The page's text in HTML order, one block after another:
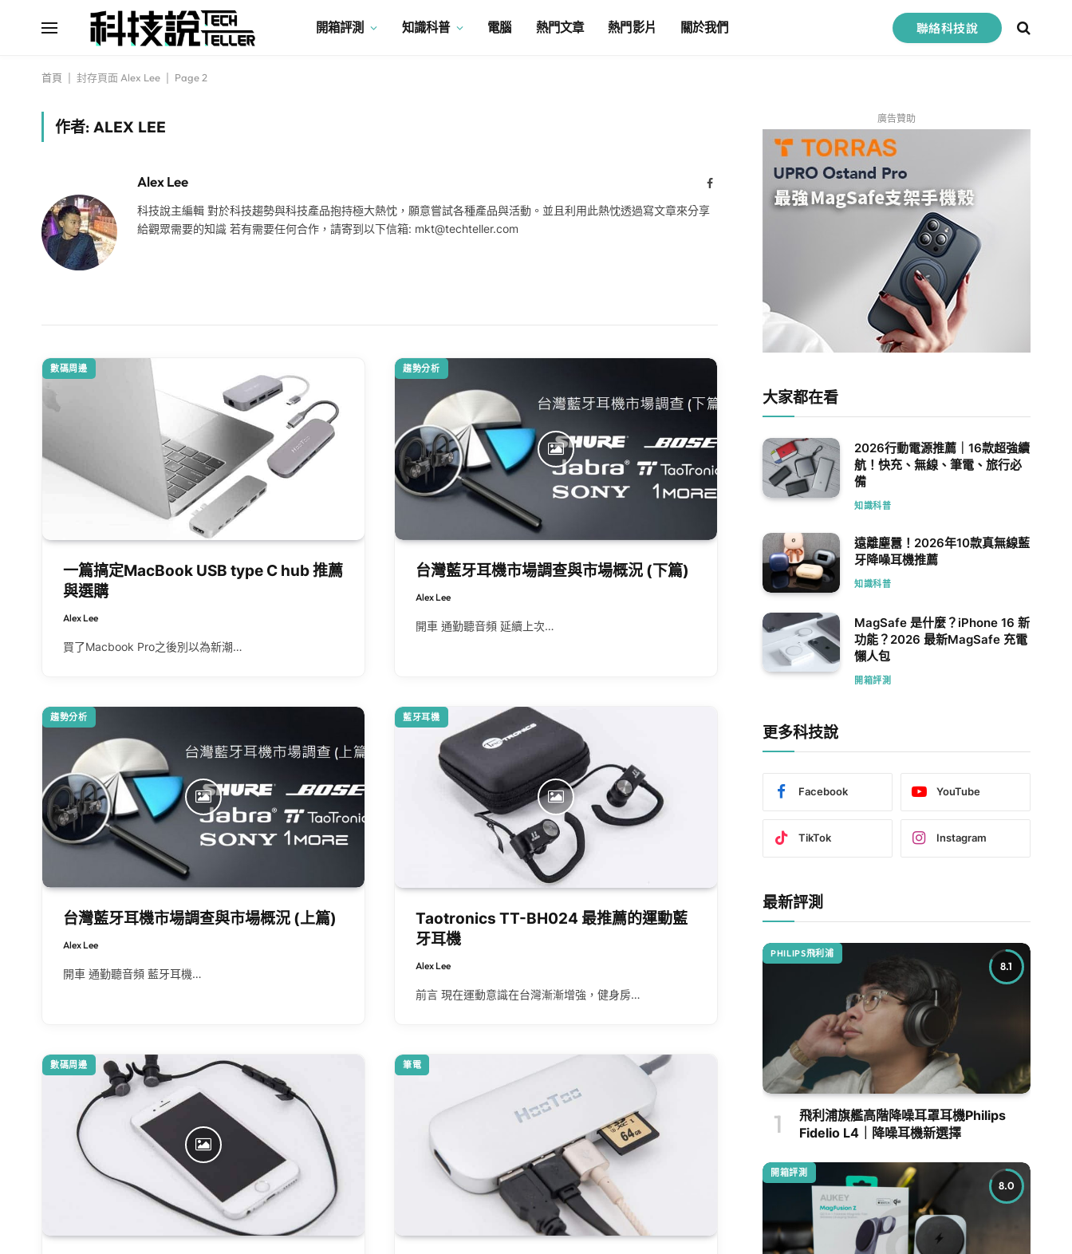
開箱評測 知識科普 電腦 熱門文章 熱門影片 關於我們 聯絡科技說
首頁 封存頁面 Alex Lee Page 2
作者: ALEX LEE
Alex Lee Facebook
科技說主編輯 對於科技趨勢與科技產品抱持極大熱忱，願意嘗試各種產品與活動。並且利用此熱忱透過寫文章來分享
給觀眾需要的知識 若有需要任何合作，請寄到以下信箱: mkt@techteller.com
數碼周邊
一篇搞定MacBook USB type C hub 推薦
與選購
Alex Lee
買了Macbook Pro之後別以為新潮…
趨勢分析
台灣藍牙耳機市場調查與市場概況 (下篇)
Alex Lee
開車 通勤聽音頻 延續上次…
趨勢分析
台灣藍牙耳機市場調查與市場概況 (上篇)
Alex Lee
開車 通勤聽音頻 藍牙耳機…
藍牙耳機
Taotronics TT-BH024 最推薦的運動藍
牙耳機
Alex Lee
前言 現在運動意識在台灣漸漸增強，健身房…
數碼周邊 筆電
廣告贊助
大家都在看
2026行動電源推薦｜16款超強續
航！快充、無線、筆電、旅行必
備
知識科普
遠離塵囂！2026年10款真無線藍
牙降噪耳機推薦
知識科普
MagSafe 是什麼？iPhone 16 新
功能？2026 最新MagSafe 充電
懶人包
開箱評測
更多科技說
Facebook YouTube
TikTok Instagram
最新評測
8.1
PHILIPS飛利浦
飛利浦旗艦高階降噪耳罩耳機Philips
Fidelio L4｜降噪耳機新選擇
8.0
開箱評測